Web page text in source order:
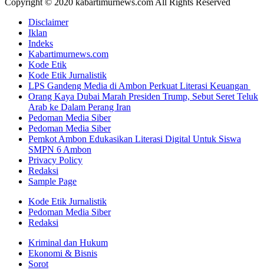
Copyright © 2020 kabartimurnews.com All Rights Reserved
Disclaimer
Iklan
Indeks
Kabartimurnews.com
Kode Etik
Kode Etik Jurnalistik
LPS Gandeng Media di Ambon Perkuat Literasi Keuangan
Orang Kaya Dubai Marah Presiden Trump, Sebut Seret Teluk
Arab ke Dalam Perang Iran
Pedoman Media Siber
Pedoman Media Siber
Pemkot Ambon Edukasikan Literasi Digital Untuk Siswa
SMPN 6 Ambon
Privacy Policy
Redaksi
Sample Page
Kode Etik Jurnalistik
Pedoman Media Siber
Redaksi
Kriminal dan Hukum
Ekonomi & Bisnis
Sorot